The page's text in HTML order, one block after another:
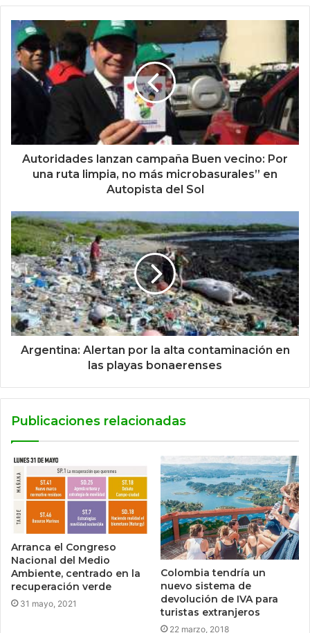
Autoridades lanzan campaña Buen vecino: Por
una ruta limpia, no más microbasurales” en
Autopista del Sol
Argentina: Alertan por la alta contaminación en
las playas bonaerenses
Publicaciones relacionadas
Arranca el Congreso
Nacional del Medio
Ambiente, centrado en la
recuperación verde
31 mayo, 2021
Colombia tendría un
nuevo sistema de
devolución de IVA para
turistas extranjeros
22 marzo, 2018